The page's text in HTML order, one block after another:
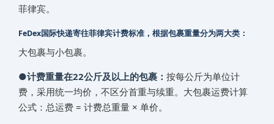
菲律宾。
FeDex国际快递寄往‌‌‌菲律宾计费标准，根据包裹重量分为两大类：
大包裹与小包裹。
●计费重量在22公斤及以上的包裹： 按每公斤为单位计
费，采用统一均价，不区分首重与续重。大包裹运费计算
公式：总运费 = 计费总重量 × 单价。